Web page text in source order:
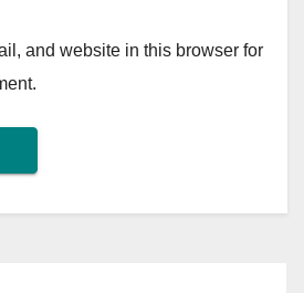
and website in this browser for